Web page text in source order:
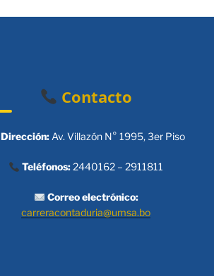
Contacto
Dirección:Av. Villazón N° 1995, 3er Piso
Teléfonos:2440162 – 2911811
Correo electrónico:
carreracontaduria@umsa.bo